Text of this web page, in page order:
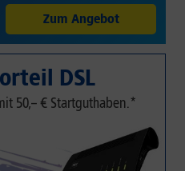
Zum Angebot
DSL
50,– € Startguthaben.*